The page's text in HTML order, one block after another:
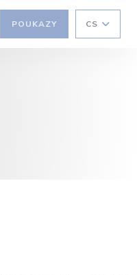
POUKAZY CS